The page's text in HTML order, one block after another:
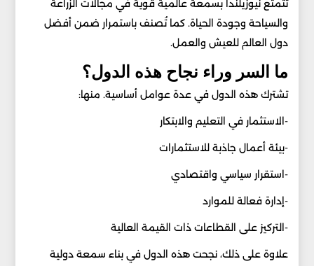
تتمتع نيوزيلندا بسمعة عالمية قوية في مجالات الزراعة
والسياحة وجودة الحياة. كما تُصنف باستمرار ضمن أفضل
دول العالم للعيش والعمل.
ما السر وراء نجاح هذه الدول؟
تشترك هذه الدول في عدة عوامل أساسية. منها:
-الاستثمار في التعليم والابتكار
-بيئة أعمال جاذبة للاستثمارات
-استقرار سياسي واقتصادي
-إدارة فعالة للموارد
-التركيز على القطاعات ذات القيمة العالية
علاوة على ذلك، نجحت هذه الدول في بناء سمعة دولية